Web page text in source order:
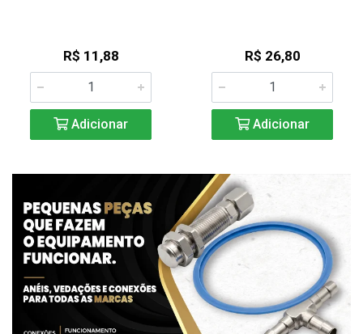
R$ 11,88
Adicionar
R$ 26,80
Adicionar